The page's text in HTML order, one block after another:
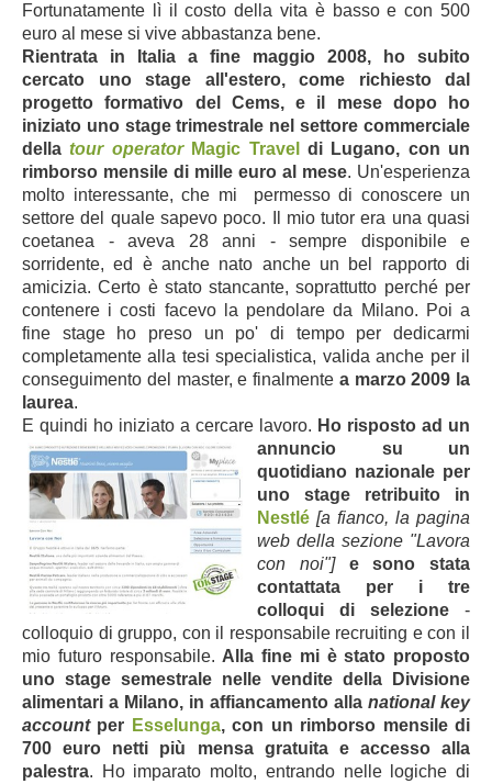
Fortunatamente lì il costo della vita è basso e con 500
euro al mese si vive abbastanza bene.
Rientrata in Italia a fine maggio 2008, ho subito
cercato uno stage all'estero, come richiesto dal
progetto formativo del Cems, e il mese dopo ho
iniziato uno stage trimestrale nel settore commerciale
dellatour operatorMagic Travel di Lugano, con un
rimborso mensile di mille euro al mese. Un'esperienza
molto interessante, che mi permesso di conoscere un
settore del quale sapevo poco. Il mio tutor era una quasi
coetanea - aveva 28 anni - sempre disponibile e
sorridente, ed è anche nato anche un bel rapporto di
amicizia. Certo è stato stancante, soprattutto perché per
contenere i costi facevo la pendolare da Milano. Poi a
fine stage ho preso un po' di tempo per dedicarmi
completamente alla tesi specialistica, valida anche per il
conseguimento del master, e finalmente a marzo 2009 la
laurea.
E quindi ho iniziato a cercare lavoro. Ho risposto ad un
annuncio su un
quotidiano nazionale per
uno stage retribuito in
Nestlé [a fianco, la pagina
web della sezione "Lavora
con noi"] e sono stata
contattata per i tre
colloqui di selezione -
colloquio di gruppo, con il responsabile recruiting e con il
mio futuro responsabile. Alla fine mi è stato proposto
uno stage semestrale nelle vendite della Divisione
alimentari a Milano, in affiancamento alla national key
account per Esselunga, con un rimborso mensile di
700 euro netti più mensa gratuita e accesso alla
palestra. Ho imparato molto, entrando nelle logiche di